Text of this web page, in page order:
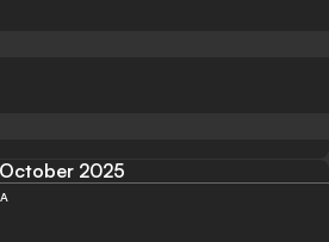
October 2025